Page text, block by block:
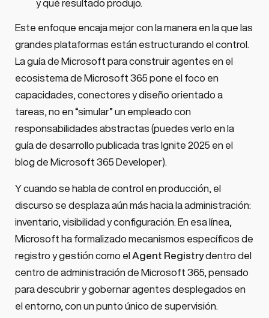
y qué resultado produjo.
Este enfoque encaja mejor con la manera en la que las
grandes plataformas están estructurando el control.
La guía de Microsoft para construir agentes en el
ecosistema de Microsoft 365 pone el foco en
capacidades, conectores y diseño orientado a
tareas, no en “simular” un empleado con
responsabilidades abstractas (puedes verlo en la
guía de desarrollo publicada tras Ignite 2025 en el
blog de Microsoft 365 Developer).
Y cuando se habla de control en producción, el
discurso se desplaza aún más hacia la administración:
inventario, visibilidad y configuración. En esa línea,
Microsoft ha formalizado mecanismos específicos de
registro y gestión como elAgent Registrydentro del
centro de administración de Microsoft 365, pensado
para descubrir y gobernar agentes desplegados en
el entorno, con un punto único de supervisión.